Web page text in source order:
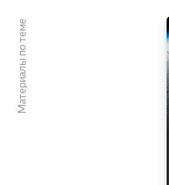
Материалы по теме